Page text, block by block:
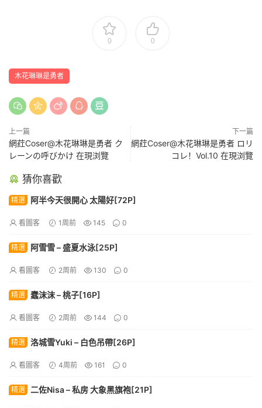
0 0
木花琳琳是勇者
上一篇
網荭Coser@木花琳琳是勇者 ク
レーンの呼びかけ 在現浏覽
下一篇
網荭Coser@木花琳琳是勇者 ロリ
コレ！Vol.10 在現浏覽
猜你喜歡
精選 阿半今天很開心 太陽好[72P]
看圖客 1周前 145 0
精選 阿雪雪 – 盛夏水泳[25P]
看圖客 2周前 130 0
精選 蠢沫沫 – 桃子[16P]
看圖客 2周前 144 0
精選 洛城雪Yuki – 白色吊帶[26P]
看圖客 4周前 161 0
精選 二佐Nisa – 私房 大象黑旗袍[21P]